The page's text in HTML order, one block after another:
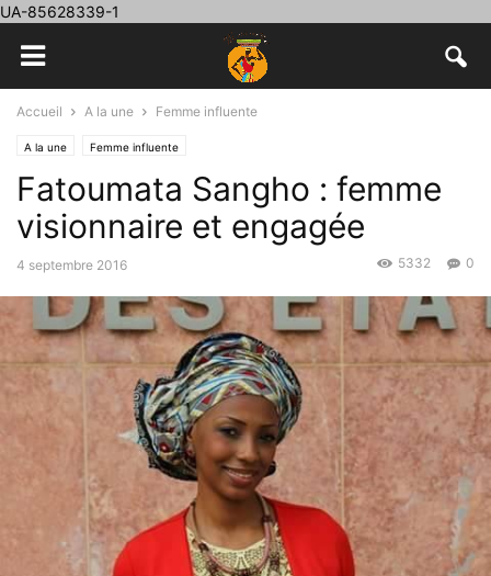
UA-85628339-1
Accueil A la une Femme influente
A la une Femme influente
Fatoumata Sangho : femme
visionnaire et engagée
4 septembre 2016 0
5332